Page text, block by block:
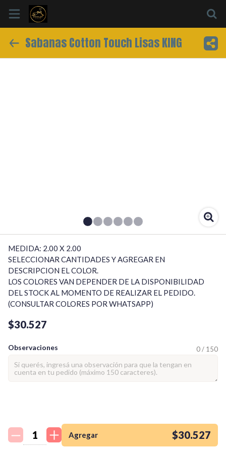
Inicio
tienda así para mi
emprendimiento!
Sabanas Cotton Touch Lisas KING
MEDIDA: 2.00 X 2.00
SELECCIONAR CANTIDADES Y AGREGAR EN
DESCRIPCION EL COLOR.
LOS COLORES VAN DEPENDER DE LA DISPONIBILIDAD
DEL STOCK AL MOMENTO DE REALIZAR EL PEDIDO.
(CONSULTAR COLORES POR WHATSAPP)
$30.527
Observaciones 0 / 150
Agregar $30.527